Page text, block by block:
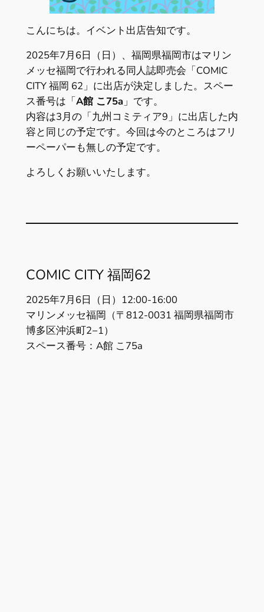
こんにちは。イベント出店告知です。
2025年7月6日（日）、福岡県福岡市はマリン
メッセ福岡で行われる同人誌即売会「COMIC
CITY 福岡 62」に出店が決定しました。スペー
ス番号は「A館 こ75a」です。
内容は3月の「九州コミティア9」に出店した内
容と同じの予定です。今回は今のところはフリ
ーペーパーも無しの予定です。
よろしくお願いいたします。
COMIC CITY 福岡62
2025年7月6日（日）12:00-16:00
マリンメッセ福岡（〒812-0031 福岡県福岡市
博多区沖浜町2−1）
スペース番号：A館 こ75a